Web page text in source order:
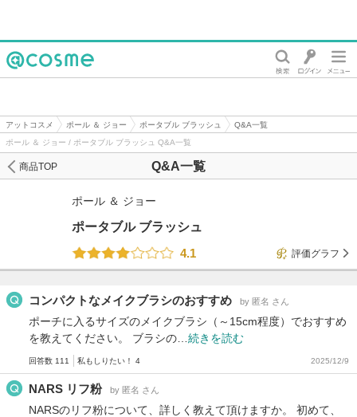
アットコスメ ポール ＆ ジョー ポータブル ブラッシュ
Q&A一覧
ポール ＆ ジョー / ポータブル ブラッシュ Q&A一覧
Q&A一覧
商品TOP
ポール ＆ ジョー
ポータブル ブラッシュ
4.1
評価グラフ
コンパクトなメイクブラシのおすすめ by 匿名 さん
ポーチに入るサイズのメイクブラシ（～15cm程度）でおすすめ
を教えてください。 ブラシの… 続きを読む
回答数 111 私もしりたい！ 4 2025/12/9
NARS リフ粉 by 匿名 さん
NARSのリフ粉について、詳しく教えて頂けますか。 初めて、